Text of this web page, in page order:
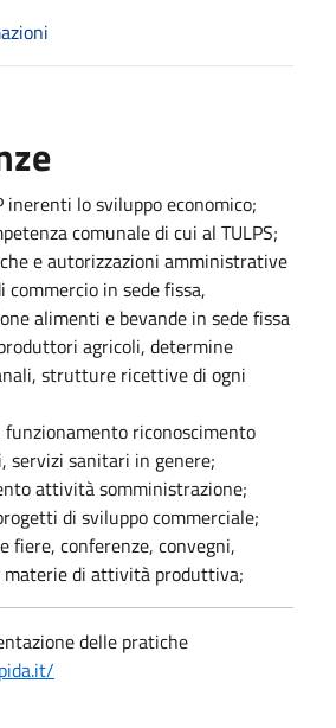
inerenti lo sviluppo economico;
comunale di cui al TULPS;
e autorizzazioni amministrative
commercio in sede fissa,
alimenti e bevande in sede fissa
agricoli, determine
strutture ricettive di ogni
riconoscimento
servizi sanitari in genere;
attività somministrazione;
di sviluppo commerciale;
fiere, conferenze, convegni,
materie di attività produttiva;
delle pratiche